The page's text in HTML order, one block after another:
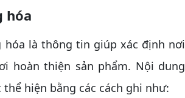
hóa
là thông tin giúp xác định nơi
hoàn thiện sản phẩm. Nội dung
hiện bằng các cách ghi như: